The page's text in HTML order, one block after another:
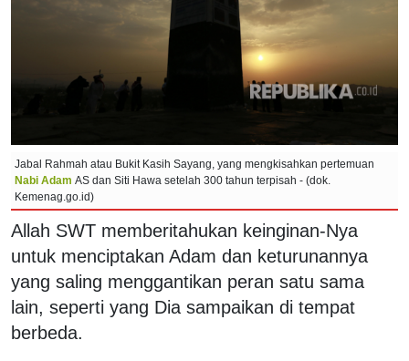
Jabal Rahmah atau Bukit Kasih Sayang, yang mengkisahkan pertemuan
Nabi Adam AS dan Siti Hawa setelah 300 tahun terpisah - (dok.
Kemenag.go.id)
Allah SWT memberitahukan keinginan-Nya
untuk menciptakan Adam dan keturunannya
yang saling menggantikan peran satu sama
lain, seperti yang Dia sampaikan di tempat
berbeda.